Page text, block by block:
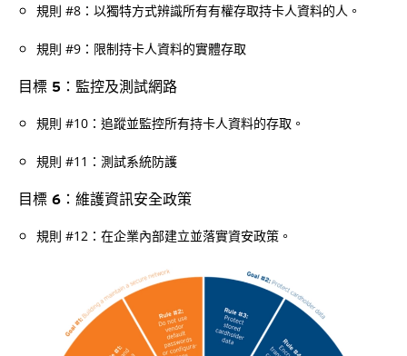
規則 #8：以獨特方式辨識所有有權存取持卡人資料的人。
規則 #9：限制持卡人資料的實體存取
目標 5：監控及測試網路
規則 #10：追蹤並監控所有持卡人資料的存取。
規則 #11：測試系統防護
目標 6：維護資訊安全政策
規則 #12：在企業內部建立並落實資安政策。